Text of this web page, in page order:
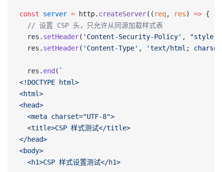
const server = http. createServer(( req, res) => {
  // 设置 CSP 头，只允许从同源加载样式表
  res.
setHeader( 'Content-Security-Policy' ,
"style-
  res.
setHeader( 'Content-Type' , 'text/html;
  res.
end ( `
<!DOCTYPE html>
<html>
<head>
  <meta charset="UTF-8">
  <title>CSP 样式测试</title>
</head>
<body>
  <h1>CSP 样式设置测试</h1>